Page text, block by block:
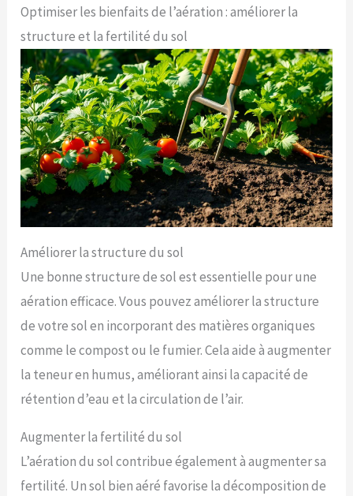
Optimiser les bienfaits de l’aération : améliorer la
structure et la fertilité du sol
Améliorer la structure du sol
Une bonne structure de sol est essentielle pour une
aération efficace. Vous pouvez améliorer la structure
de votre sol en incorporant des matières organiques
comme le compost ou le fumier. Cela aide à augmenter
la teneur en humus, améliorant ainsi la capacité de
rétention d’eau et la circulation de l’air.
Augmenter la fertilité du sol
L’aération du sol contribue également à augmenter sa
fertilité. Un sol bien aéré favorise la décomposition de